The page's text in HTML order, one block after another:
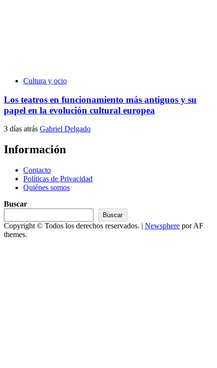
Cultura y ocio
Los teatros en funcionamiento más antiguos y su
papel en la evolución cultural europea
3 días atrás Gabriel Delgado
Información
Contacto
Políticas de Privacidad
Quiénes somos
Buscar
Buscar
Copyright © Todos los derechos reservados. | Newsphere por AF
themes.